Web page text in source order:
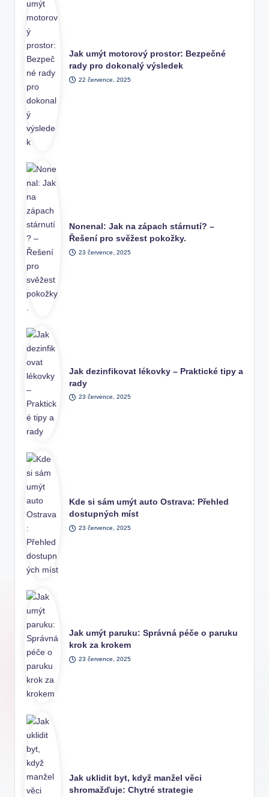
Jak umýt motorový prostor: Bezpečné
rady pro dokonalý výsledek
22 července, 2025
Nonenal: Jak na zápach stárnutí? –
Řešení pro svěžest pokožky.
23 července, 2025
Jak dezinfikovat lékovky – Praktické tipy a
rady
23 července, 2025
Kde si sám umýt auto Ostrava: Přehled
dostupných míst
23 července, 2025
Jak umýt paruku: Správná péče o paruku
krok za krokem
23 července, 2025
Jak uklidit byt, když manžel věci
shromažďuje: Chytré strategie